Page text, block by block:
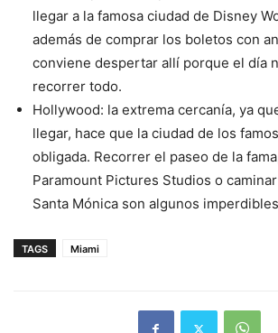
llegar a la famosa ciudad de Disney
además de comprar los boletos con
conviene despertar allí porque el día
recorrer todo.
Hollywood: la extrema cercanía, ya
llegar, hace que la ciudad de los
obligada. Recorrer el paseo de la
Paramount Pictures Studios o
Santa Mónica son algunos
TAGS Miami